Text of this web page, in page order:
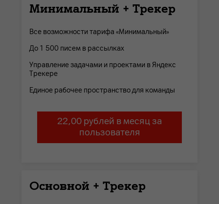
Минимальный + Трекер
Все возможности тарифа «Минимальный»
До 1 500 писем в рассылках
Управление задачами и проектами в Яндекс
Трекере
Единое рабочее пространство для команды
22,00 рублей в месяц за
пользователя
Основной + Трекер